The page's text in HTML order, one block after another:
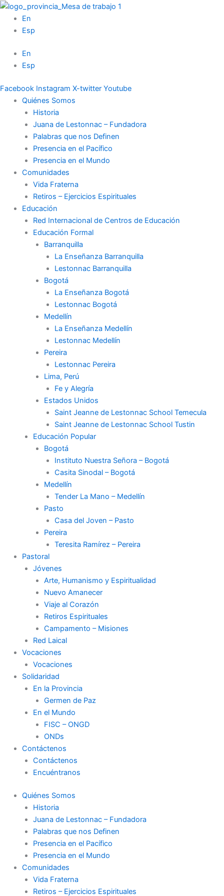
Ir
contenido
En
Esp
En
Esp
Facebook Instagram X-twitter Youtube
Quiénes Somos
Historia
Juana de Lestonnac – Fundadora
Palabras que nos Definen
Presencia en el Pacífico
Presencia en el Mundo
Comunidades
Vida Fraterna
Retiros – Ejercicios Espirituales
Educación
Red Internacional de Centros de Educación
Educación Formal
Barranquilla
La Enseñanza Barranquilla
Lestonnac Barranquilla
Bogotá
La Enseñanza Bogotá
Lestonnac Bogotá
Medellín
La Enseñanza Medellín
Lestonnac Medellín
Pereira
Lestonnac Pereira
Lima, Perú
Fe y Alegría
Estados Unidos
Saint Jeanne de Lestonnac School Temecula
Saint Jeanne de Lestonnac School Tustin
Educación Popular
Bogotá
Instituto Nuestra Señora – Bogotá
Casita Sinodal – Bogotá
Medellín
Tender La Mano – Medellín
Pasto
Casa del Joven – Pasto
Pereira
Teresita Ramírez – Pereira
Pastoral
Jóvenes
Arte, Humanismo y Espiritualidad
Nuevo Amanecer
Viaje al Corazón
Retiros Espirituales
Campamento – Misiones
Red Laical
Vocaciones
Vocaciones
Solidaridad
En la Provincia
Germen de Paz
En el Mundo
FISC – ONGD
ONDs
Contáctenos
Contáctenos
Encuéntranos
Quiénes Somos
Historia
Juana de Lestonnac – Fundadora
Palabras que nos Definen
Presencia en el Pacífico
Presencia en el Mundo
Comunidades
Vida Fraterna
Retiros – Ejercicios Espirituales